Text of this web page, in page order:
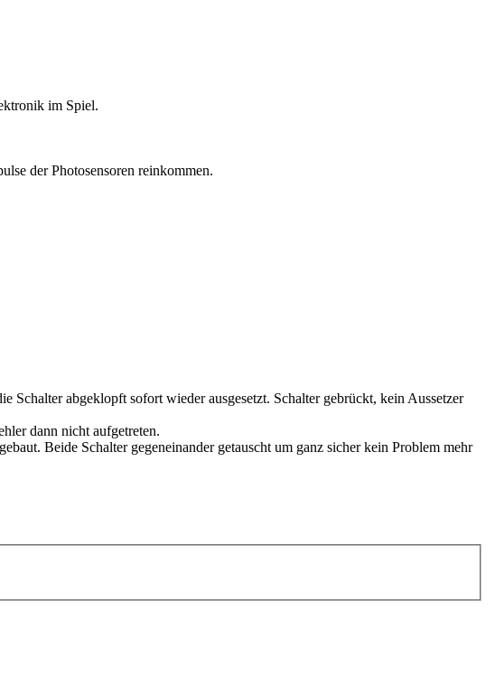
im Spiel.
der Photosensoren reinkommen.
Schalter abgeklopft sofort wieder ausgesetzt. Schalter gebrückt, kein Aussetzer
dann nicht aufgetreten.
Beide Schalter gegeneinander getauscht um ganz sicher kein Problem mehr